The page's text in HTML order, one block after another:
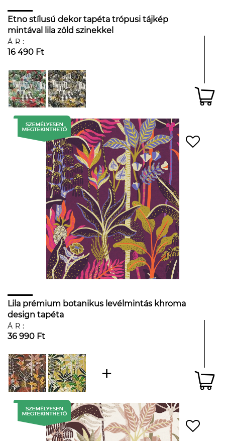
Etno stílusú dekor tapéta trópusi tájkép
mintával lila zöld szinekkel
ÁR:
16 490 Ft
Lila prémium botanikus levélmintás khroma
design tapéta
ÁR:
36 990 Ft